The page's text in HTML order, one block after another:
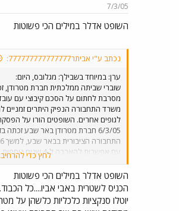
7/3/05
השופט אדלר במילים הכי פשוטות
נכתב ע"י אביתר777777777777777:
ערן: במיוחד בשבילך: מגלובס, היום:
שוברי שביתה ממלכתית חברת מטרודן,
מסרבת לחתום על הסכם קיבוצי עם
משרד התחבורה הנפיק היתרים זמניים
6/3/05 חברת מטרודן באר שבע זכתה
עם אפשרות להארכה ל-
הוצאות כספיות נכבדות, רכשה צי
והפעילה 19 קווי נסיעה. בין
בנושא תנאי העסקתם. החברה מסרבת
הסכם קיבוצי. ההסתדרות הכריזה על
החברה פתחו בשביתה וחסמו את יציאת
לחץ כדי
השופט אדלר במילים הכי פשוטות
הכניס לשטרית באבי אביו....כל
יוטלו סנקציות כלכליות כלשהן על